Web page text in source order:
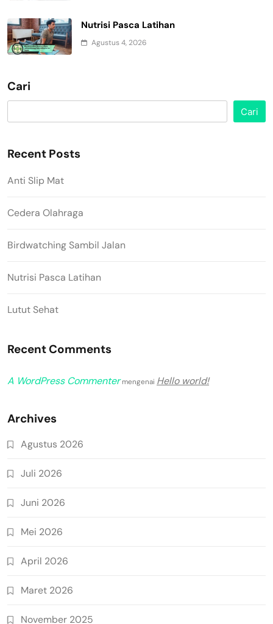
Nutrisi Pasca Latihan
Agustus 4, 2026
Cari
Cari
Recent Posts
Anti Slip Mat
Cedera Olahraga
Birdwatching Sambil Jalan
Nutrisi Pasca Latihan
Lutut Sehat
Recent Comments
A WordPress Commentermengenai Hello world!
Archives
Agustus 2026
Juli 2026
Juni 2026
Mei 2026
April 2026
Maret 2026
November 2025